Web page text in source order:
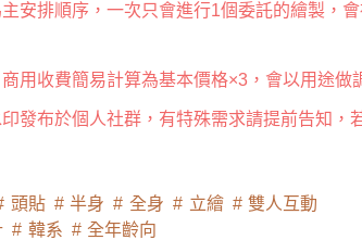
安排順序，一次只會進行1個委託的繪製，
用收費簡易計算為基本價格×3，會以用途做
發布於個人社群，有特殊需求請提前告知，
頭貼 半身 全身 立繪
雙人互動
韓系 全年齡向